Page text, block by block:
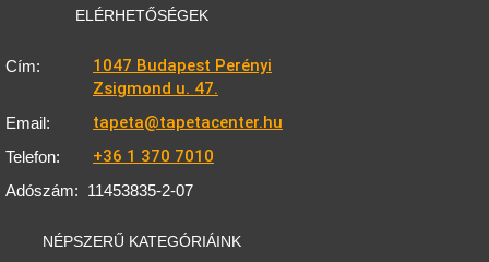
ELÉRHETŐSÉGEK
Cím:
1047 Budapest Perényi
Zsigmond u. 47.
Email: tapeta@tapetacenter.hu
Telefon: +36 1 370 7010
Adószám: 11453835-2-07
NÉPSZERŰ KATEGÓRIÁINK